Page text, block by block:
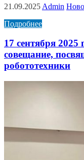
21.09.2025 Admin
Подробнее
17 сентября
совещание,
робототехники